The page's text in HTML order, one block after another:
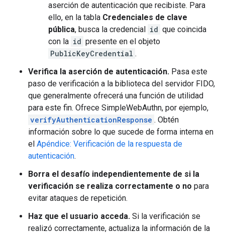
aserción de autenticación que recibiste. Para
ello, en la tabla Credenciales de clave
pública, busca la credencial id que coincida
con la id presente en el objeto
PublicKeyCredential .
Verifica la aserción de autenticación. Pasa este
paso de verificación a la biblioteca del servidor FIDO,
que generalmente ofrecerá una función de utilidad
para este fin. Ofrece SimpleWebAuthn, por ejemplo,
verifyAuthenticationResponse . Obtén
información sobre lo que sucede de forma interna en
el Apéndice: Verificación de la respuesta de
autenticación.
Borra el desafío independientemente de si la
verificación se realiza correctamente o no para
evitar ataques de repetición.
Haz que el usuario acceda. Si la verificación se
realizó correctamente, actualiza la información de la